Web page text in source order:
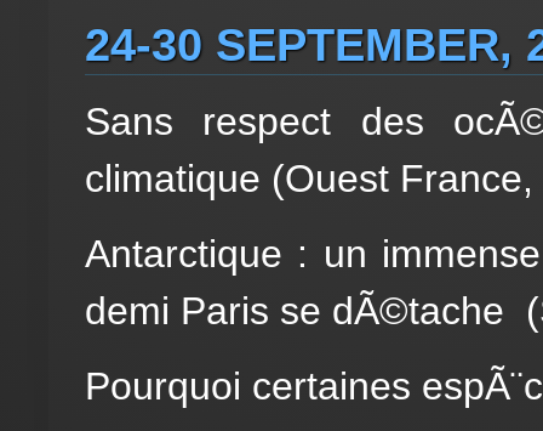
24-30 SEPTEMBER,
Sans respect des
climatique (Ouest
Antarctique : un
demi Paris se dÃ©tache
Pourquoi certaines